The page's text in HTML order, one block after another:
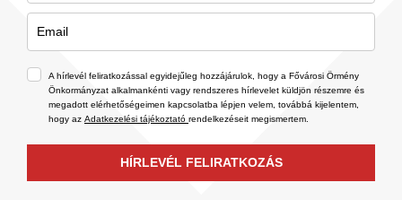
A hírlevél feliratkozással egyidejűleg hozzájárulok, hogy a Fővárosi Örmény
Önkormányzat alkalmankénti vagy rendszeres hírlevelet küldjön részemre és
megadott elérhetőségeimen kapcsolatba lépjen velem, továbbá kijelentem,
hogy az Adatkezelési tájékoztató rendelkezéseit megismertem.
HÍRLEVÉL FELIRATKOZÁS